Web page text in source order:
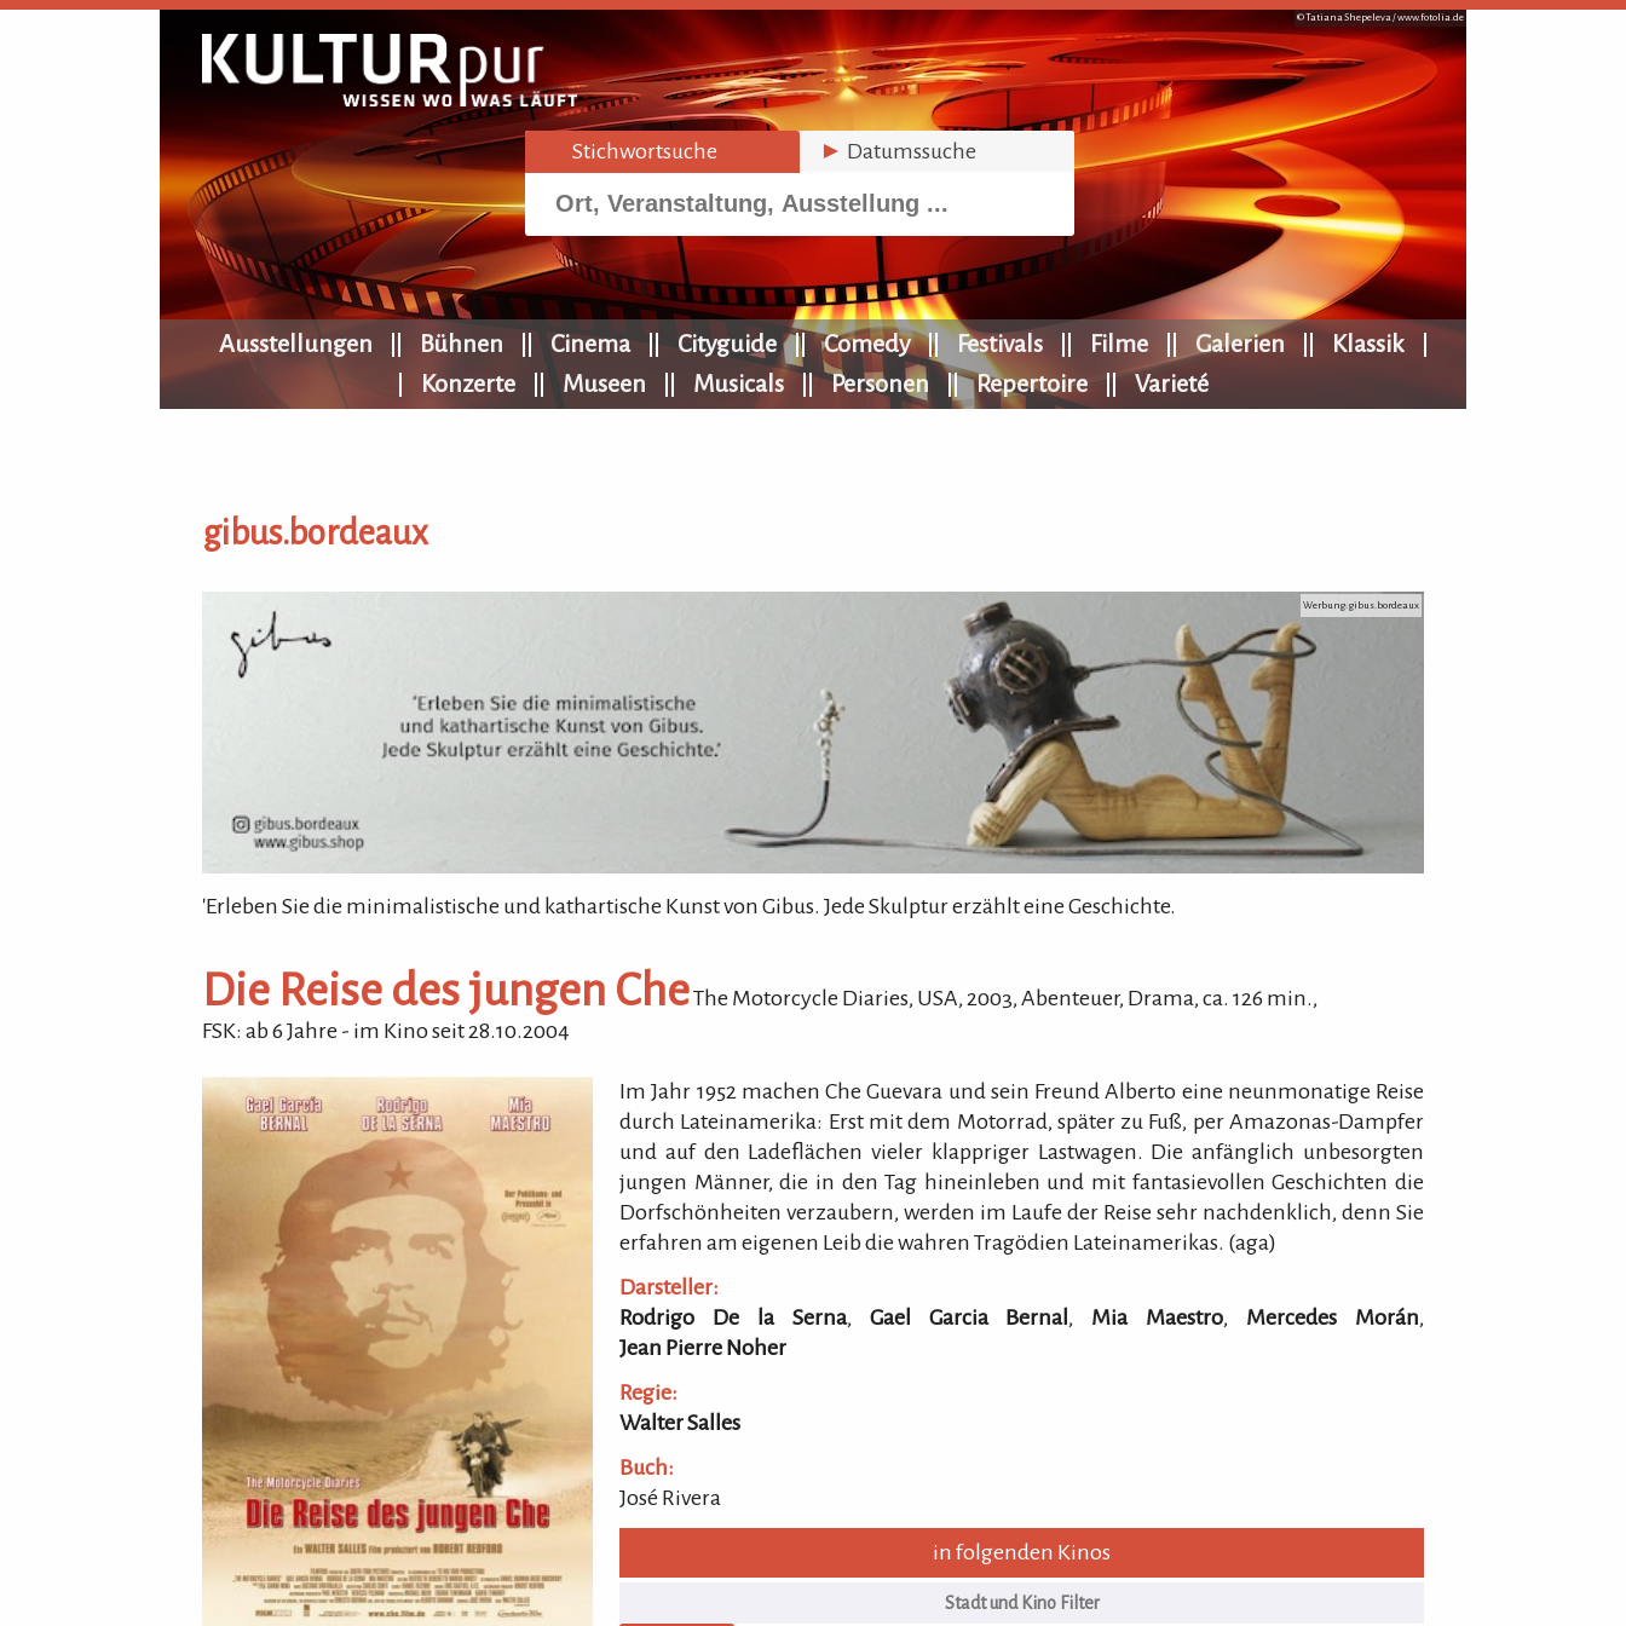
© Tatiana Shepeleva /www.fotolia.de
Stichwortsuche ► Datumssuche
KULTURpur Navigation
Ausstellungen Bühnen Cinema Cityguide Comedy Festivals Filme Galerien
Klassik
Konzerte
Museen Musicals Personen Repertoire Varieté
gibus.bordeaux
gibus.bordeaux Werbung: gibus.bordeaux
'Erleben Sie die minimalistische und kathartische Kunst von Gibus. Jede Skulptur erzählt eine Geschichte.
Die Reise des jungen CheThe Motorcycle Diaries, USA, 2003, Abenteuer, Drama, ca. 126 min.,
FSK: ab 6 Jahre - im Kino seit 28.10.2004
Im Jahr 1952 machen Che Guevara und sein Freund Alberto eine neunmonatige Reise
durch Lateinamerika: Erst mit dem Motorrad, später zu Fuß, per Amazonas-Dampfer
und auf den Ladeflächen vieler klappriger Lastwagen. Die anfänglich unbesorgten
jungen Männer, die in den Tag hineinleben und mit fantasievollen Geschichten die
Dorfschönheiten verzaubern, werden im Laufe der Reise sehr nachdenklich, denn Sie
erfahren am eigenen Leib die wahren Tragödien Lateinamerikas. (aga)
Darsteller:
Rodrigo De la Serna, Gael Garcia Bernal , Mia Maestro, Mercedes Morán,
Jean Pierre Noher
Regie:
Walter Salles
Buch:
José Rivera
in folgenden Kinos